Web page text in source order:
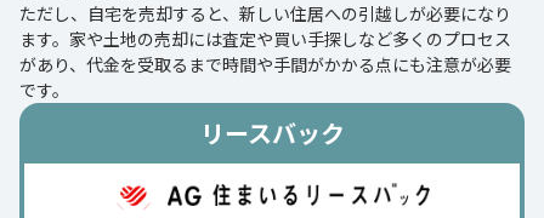
ただし、自宅を売却すると、新しい住居への引越しが必要になり
ます。家や土地の売却には査定や買い手探しなど多くのプロセス
があり、代金を受取るまで時間や手間がかかる点にも注意が必要
です。
リースバック